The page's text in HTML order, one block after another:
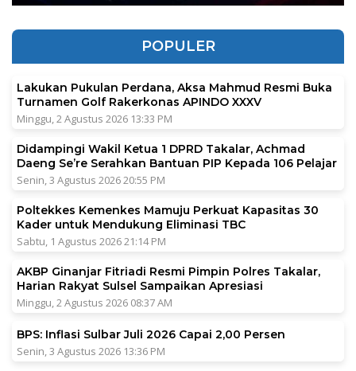
POPULER
Lakukan Pukulan Perdana, Aksa Mahmud Resmi Buka
Turnamen Golf Rakerkonas APINDO XXXV
Minggu, 2 Agustus 2026 13:33 PM
Didampingi Wakil Ketua 1 DPRD Takalar, Achmad
Daeng Se’re Serahkan Bantuan PIP Kepada 106 Pelajar
Senin, 3 Agustus 2026 20:55 PM
Poltekkes Kemenkes Mamuju Perkuat Kapasitas 30
Kader untuk Mendukung Eliminasi TBC
Sabtu, 1 Agustus 2026 21:14 PM
AKBP Ginanjar Fitriadi Resmi Pimpin Polres Takalar,
Harian Rakyat Sulsel Sampaikan Apresiasi
Minggu, 2 Agustus 2026 08:37 AM
BPS: Inflasi Sulbar Juli 2026 Capai 2,00 Persen
Senin, 3 Agustus 2026 13:36 PM